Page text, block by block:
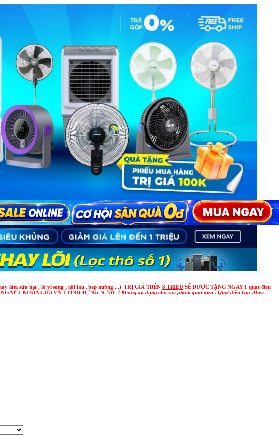
làm sữa hạt , lò vi sóng , nồi lẩu , bếp nướng ...) TRỊ GIÁ TRÊN 8 TRIỆU SẼ ĐƯỢC TẶNG NGAY 1 quạt điều
1 KHÓA CỬA VÀ 1 BÌNH ĐỰNG NƯỚC ( Không áp dụng cho sản phẩm quạt điện , Quạt điều hòa ,Điêù